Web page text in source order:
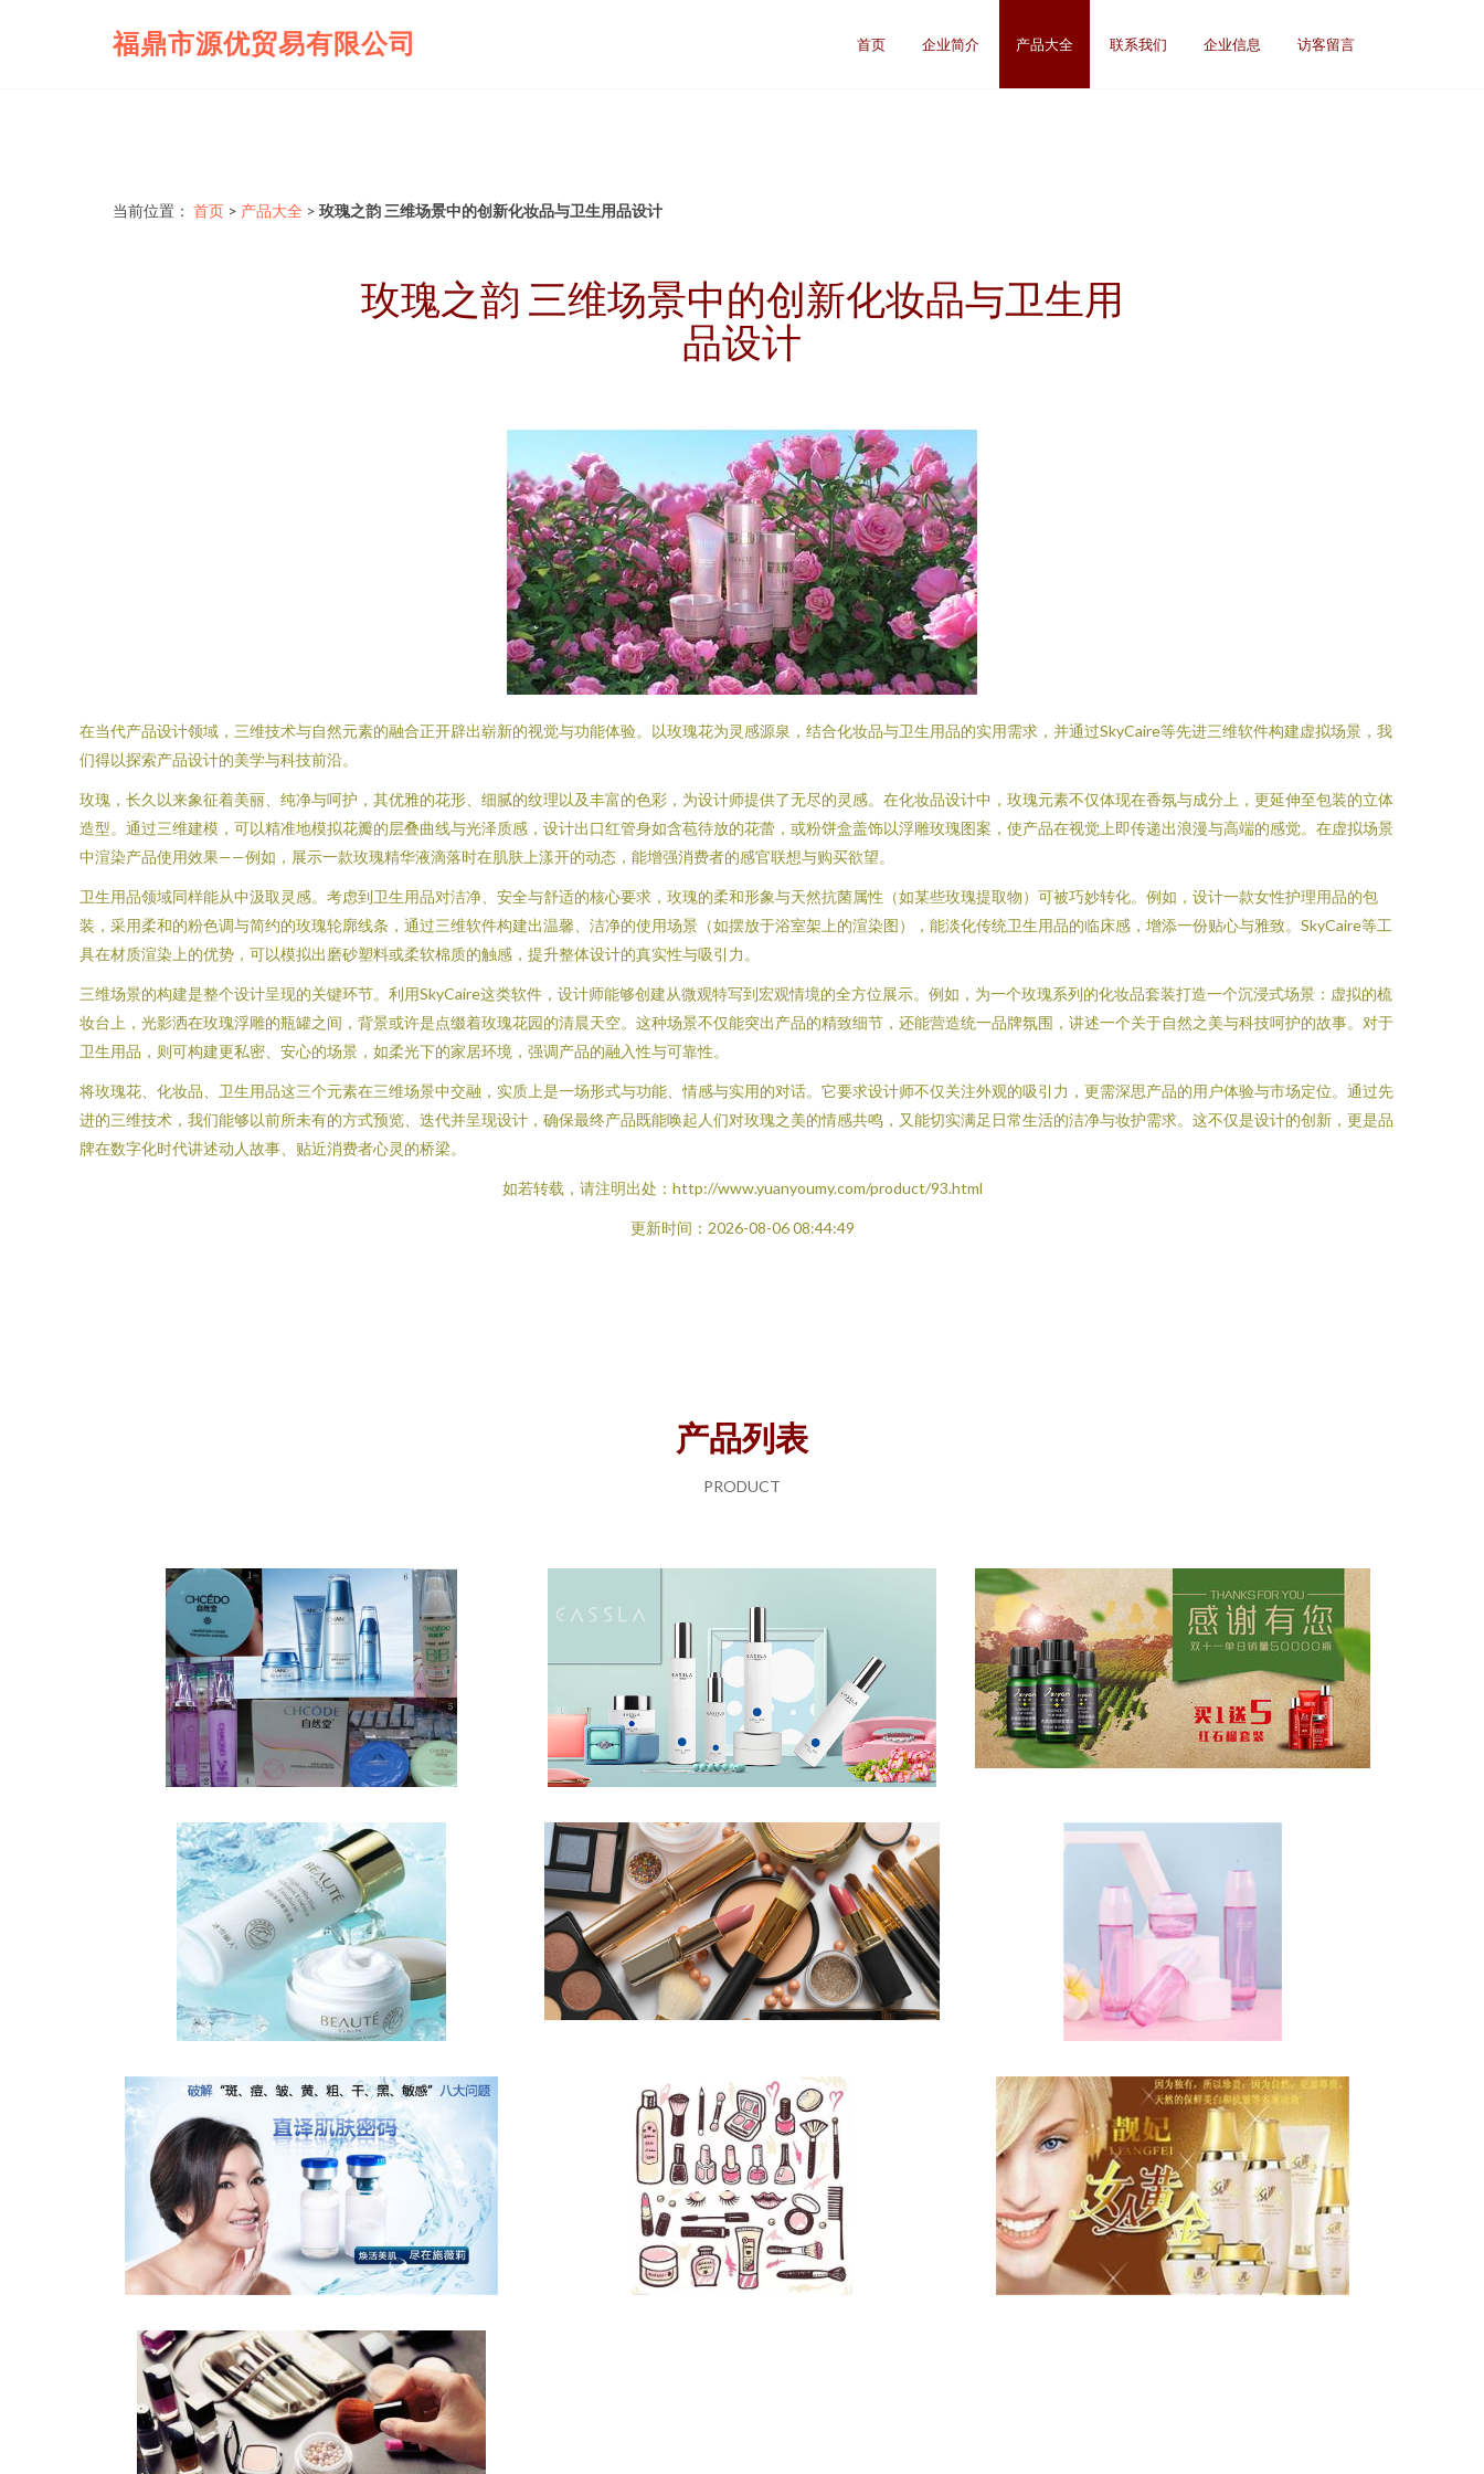
福鼎市源优贸易有限公司 首页 企业简介 产品大全 联系我们 企业信息 访客留言
当前位置： 首页 > 产品大全 > 玫瑰之韵 三维场景中的创新化妆品与卫生用品设计
玫瑰之韵 三维场景中的创新化妆品与卫生用
品设计
在当代产品设计领域，三维技术与自然元素的融合正开辟出崭新的视觉与功能体验。以玫瑰花为灵感源泉，结合化妆品与卫生用品的实用需求，并通过SkyCaire等先进三维软件构建虚拟场景，我
们得以探索产品设计的美学与科技前沿。
玫瑰，长久以来象征着美丽、纯净与呵护，其优雅的花形、细腻的纹理以及丰富的色彩，为设计师提供了无尽的灵感。在化妆品设计中，玫瑰元素不仅体现在香氛与成分上，更延伸至包装的立体
造型。通过三维建模，可以精准地模拟花瓣的层叠曲线与光泽质感，设计出口红管身如含苞待放的花蕾，或粉饼盒盖饰以浮雕玫瑰图案，使产品在视觉上即传递出浪漫与高端的感觉。在虚拟场景
中渲染产品使用效果——例如，展示一款玫瑰精华液滴落时在肌肤上漾开的动态，能增强消费者的感官联想与购买欲望。
卫生用品领域同样能从中汲取灵感。考虑到卫生用品对洁净、安全与舒适的核心要求，玫瑰的柔和形象与天然抗菌属性（如某些玫瑰提取物）可被巧妙转化。例如，设计一款女性护理用品的包
装，采用柔和的粉色调与简约的玫瑰轮廓线条，通过三维软件构建出温馨、洁净的使用场景（如摆放于浴室架上的渲染图），能淡化传统卫生用品的临床感，增添一份贴心与雅致。SkyCaire等工
具在材质渲染上的优势，可以模拟出磨砂塑料或柔软棉质的触感，提升整体设计的真实性与吸引力。
三维场景的构建是整个设计呈现的关键环节。利用SkyCaire这类软件，设计师能够创建从微观特写到宏观情境的全方位展示。例如，为一个玫瑰系列的化妆品套装打造一个沉浸式场景：虚拟的梳
妆台上，光影洒在玫瑰浮雕的瓶罐之间，背景或许是点缀着玫瑰花园的清晨天空。这种场景不仅能突出产品的精致细节，还能营造统一品牌氛围，讲述一个关于自然之美与科技呵护的故事。对于
卫生用品，则可构建更私密、安心的场景，如柔光下的家居环境，强调产品的融入性与可靠性。
将玫瑰花、化妆品、卫生用品这三个元素在三维场景中交融，实质上是一场形式与功能、情感与实用的对话。它要求设计师不仅关注外观的吸引力，更需深思产品的用户体验与市场定位。通过先
进的三维技术，我们能够以前所未有的方式预览、迭代并呈现设计，确保最终产品既能唤起人们对玫瑰之美的情感共鸣，又能切实满足日常生活的洁净与妆护需求。这不仅是设计的创新，更是品
牌在数字化时代讲述动人故事、贴近消费者心灵的桥梁。
如若转载，请注明出处：http://www.yuanyoumy.com/product/93.html
更新时间：2026-08-06 08:44:49
产品列表
PRODUCT